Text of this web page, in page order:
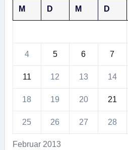
Februar 2013
M D M D
4 5 6 7
11 12 13 14
18 19 20 21
25 26 27 28